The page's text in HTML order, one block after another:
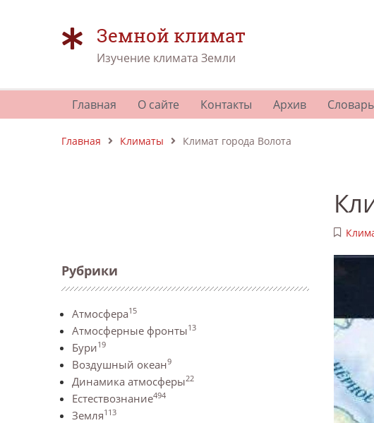
Земной климат
Изучение климата Земли
Главная О сайте Контакты Архив Словарь
Главная Климаты Климат города Волота
Рубрики
Атмосфера15
Атмосферные фронты13
Бури19
Воздушный океан9
Динамика атмосферы22
Естествознание494
Земля113